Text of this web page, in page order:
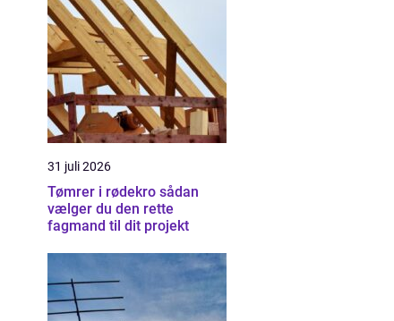
31 juli 2026
Tømrer i rødekro sådan
vælger du den rette
fagmand til dit projekt